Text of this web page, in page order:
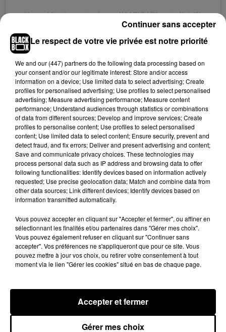
Une publication partagée par KAARIS (@kaarisofficiel1)
Le titre, référence directe au "Byakugan" (l'œil blanc) du
manga
Naruto, n'est pas anodin. Dans l'univers de Masashi
Kishimoto, cette pupille permet de voir à travers les objets et
d'anticiper les attaques. En choisissant ce nom, Kaaris
suggère qu'il a activé ses facultés les plus aiguisées pour
passer la concurrence au rayon X. On peut s'attendre à une
plume tranchante, des punchlines chirurgicales et une
ambiance de combat, fidèle à l'imagerie sombre qu'il a
remise au goût du jour lors de sonrécent passage chez
Fianso. Les fans de la première heure y voient déjà une
promesse : celle de retrouver le Kaaris sans filtre, celui qui
"voit tout" et ne pardonne rien.
Hip-Hop News
Franglish et Keblack dévoilent une
Le respect de votre vie privée est notre priorité
We and our (447) partnersdo the following data processing based on
your consent and/or our legitimate interest: Store and/or access
information on a device; Use limited data to select advertising; Create
profiles for personalised advertising; Use profiles to select personalised
advertising; Measure advertising performance; Measure content
performance; Understand audiences through statistics or combinations
of data from different sources; Develop and improve services; Create
profiles to personalise content; Use profiles to select personalised
content; Use limited data to select content; Ensure security, prevent and
detect fraud, and fix errors; Deliver and present advertising and content;
Save and communicate privacy choices. These technologies may
process personal data such as IP address and browsing data to offer
following functionalities: Identify devices based on information actively
requested; Use precise geolocation data; Match and combine data from
other data sources; Link different devices; Identify devices based on
information transmitted automatically.
Vous pouvez accepter en cliquant sur "Accepter et fermer", ou affiner en
sélectionnant les finalités et/ou partenaires dans "Gérer mes choix".
Vous pouvez également refuser en cliquant sur "Continuer sans
accepter". Vos préférences ne s'appliqueront que pour ce site. Vous
pouvez mettre à jour vos choix, ou retirer votre consentement à tout
moment via le lien "Gérer les cookies" situé en bas de chaque page.
Gérer mes choix
Accepter et fermer
Continuer sans accepter